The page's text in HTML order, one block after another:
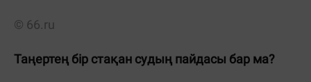
© 66.ru
Таңертең бір стақан судың пайдасы бар ма?